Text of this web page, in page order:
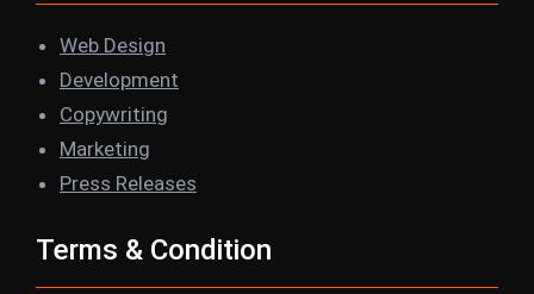
Web Design
Development
Copywriting
Marketing
Press Releases
Terms & Condition